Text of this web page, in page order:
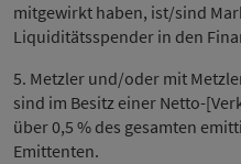
mitgewirkt haben, ist/sind
Liquiditätsspender in den
5. Metzler und/oder mit
sind im Besitz einer Netto-
über 0,5 % des gesamten
Emittenten.